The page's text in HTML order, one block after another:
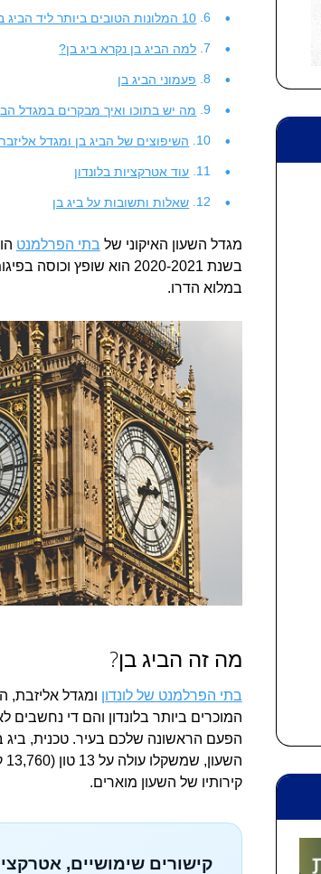
10 המלונות הטובים ביותר ליד הביג בן
למה הביג בן נקרא ביג בן?
פעמוני הביג בן
מה יש בתוכו ואיך מבקרים במגדל
השיפוצים של הביג בן ומגדל
עוד אטרקציות בלונדון
שאלות ותשובות על ביג בן
מגדל השעון האיקוני של בתי הפרלמנט
בשנת 2020-2021 הוא
במלוא הדרו.
מה זה הביג בן?
בתי הפרלמנט של לונדון ומגדל אליזבת,
המוכרים ביותר בלונדון והם די
הפעם הראשונה שלכם בעיר. טכנית, ביג
קירותיו של השעון מוארים.
קישורים שימושיים,